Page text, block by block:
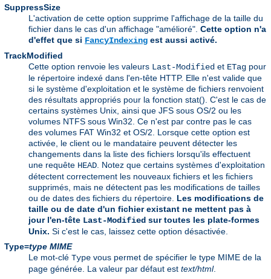
SuppressSize
L'activation de cette option supprime l'affichage de la taille du
fichier dans le cas d'un affichage "amélioré". Cette option n'a
d'effet que si FancyIndexing est aussi activé.
TrackModified
Cette option renvoie les valeurs Last-Modified et ETag pour
le répertoire indexé dans l'en-tête HTTP. Elle n'est valide que
si le système d'exploitation et le système de fichiers renvoient
des résultats appropriés pour la fonction stat(). C'est le cas de
certains systèmes Unix, ainsi que JFS sous OS/2 ou les
volumes NTFS sous Win32. Ce n'est par contre pas le cas
des volumes FAT Win32 et OS/2. Lorsque cette option est
activée, le client ou le mandataire peuvent détecter les
changements dans la liste des fichiers lorsqu'ils effectuent
une requête HEAD . Notez que certains systèmes d'exploitation
détectent correctement les nouveaux fichiers et les fichiers
supprimés, mais ne détectent pas les modifications de tailles
ou de dates des fichiers du répertoire. Les modifications de
taille ou de date d'un fichier existant ne mettent pas à
jour l'en-tête Last-Modified sur toutes les plate-formes
Unix. Si c'est le cas, laissez cette option désactivée.
Type=type MIME
Le mot-clé Type vous permet de spécifier le type MIME de la
page générée. La valeur par défaut est text/html.